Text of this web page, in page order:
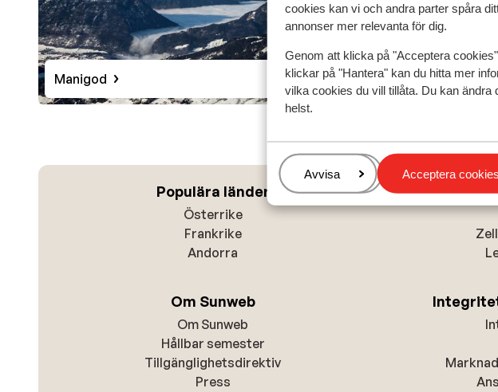
cookies kan vi och andra parter spåra
annonser mer relevanta för dig.
Genom att klicka på "Acceptera
klickar på "Hantera" kan du hitta mer
vilka cookies du vill tillåta. Du kan
helst.
Hantera
Avvisa Acceptera cookies
Manigod
Populära länder
Österrike
Frankrike
Andorra
Om Sunweb
Om Sunweb
Hållbar semester
Tillgänglighetsdirektiv
Press